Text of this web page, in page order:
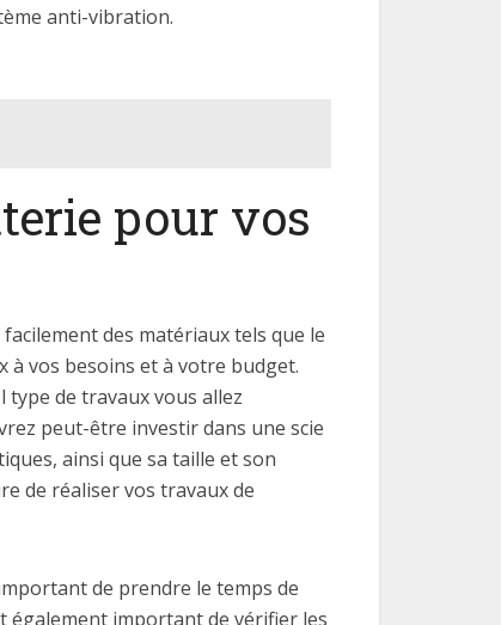
anti-vibration.
pour vos
des matériaux tels que le
à vos besoins et à votre budget.
de travaux vous allez
peut-être investir dans une scie
ainsi que sa taille et son
de réaliser vos travaux de
de prendre le temps de
également important de vérifier les